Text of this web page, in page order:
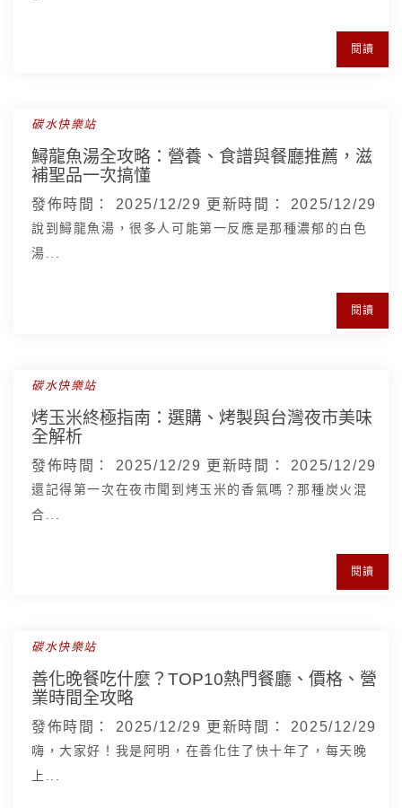
閱讀
碳水快樂站
鱘龍魚湯全攻略：營養、食譜與餐廳推薦，滋
補聖品一次搞懂
發佈時間： 2025/12/29 更新時間： 2025/12/29
說到鱘龍魚湯，很多人可能第一反應是那種濃郁的白色
湯...
閱讀
碳水快樂站
烤玉米終極指南：選購、烤製與台灣夜市美味
全解析
發佈時間： 2025/12/29 更新時間： 2025/12/29
還記得第一次在夜市聞到烤玉米的香氣嗎？那種炭火混
合...
閱讀
碳水快樂站
善化晚餐吃什麼？TOP10熱門餐廳、價格、營
業時間全攻略
發佈時間： 2025/12/29 更新時間： 2025/12/29
嗨，大家好！我是阿明，在善化住了快十年了，每天晚
上...